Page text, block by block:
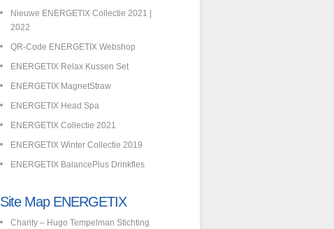
Nieuwe ENERGETIX Collectie 2021 |
2022
QR-Code ENERGETIX Webshop
ENERGETIX Relax Kussen Set
ENERGETIX MagnetStraw
ENERGETIX Head Spa
ENERGETIX Collectie 2021
ENERGETIX Winter Collectie 2019
ENERGETIX BalancePlus Drinkfles
Site Map ENERGETIX
Charity – Hugo Tempelman Stichting